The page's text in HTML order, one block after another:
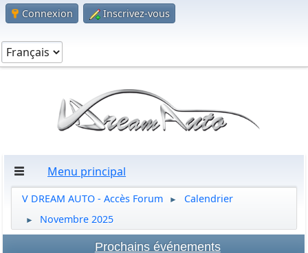
Connexion Inscrivez-vous
Menu principal
V DREAM AUTO - Accès Forum ► Calendrier
► Novembre 2025
Prochains événements